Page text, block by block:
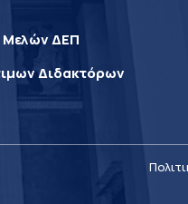
Μελών ΔΕΠ
Διδακτόρων